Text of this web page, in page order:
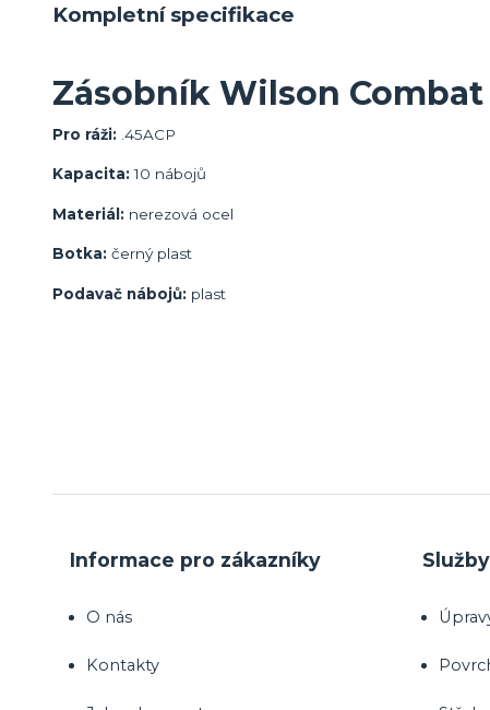
Kompletní specifikace
Zásobník Wilson Combat
Pro ráži: .45ACP
Kapacita: 10 nábojů
Materiál: nerezová ocel
Botka: černý plast
Podavač nábojů: plast
Informace pro zákazníky
O nás
Kontakty